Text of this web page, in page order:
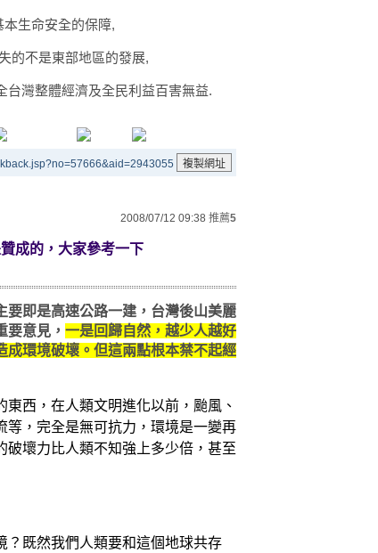
生命安全的保障,
的不是東部地區的發展,
台灣整體經濟及全民利益百害無益.
2008/07/12 09:38 推薦5
成的，大家參考一下
要即是高速公路一建，台灣後山美麗
要意見， 一是回歸自然，越少人越好
成環境破壞。但這兩點根本禁不起經
西，在人類文明進化以前，颱風、
等，完全是無可抗力，環境是一變再
壞力比人類不知強上多少倍，甚至
？既然我們人類要和這個地球共存